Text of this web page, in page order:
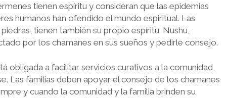
tienen espíritu y consideran que las epidemias
humanos han ofendido el mundo espiritual. Las
tienen también su propio espíritu. Nushu,
por los chamanes en sus sueños y pedirle consejo.
obligada a facilitar servicios curativos a la comunidad,
Las familias deben apoyar el consejo de los chamanes
y cuando la comunidad y la familia brinden su